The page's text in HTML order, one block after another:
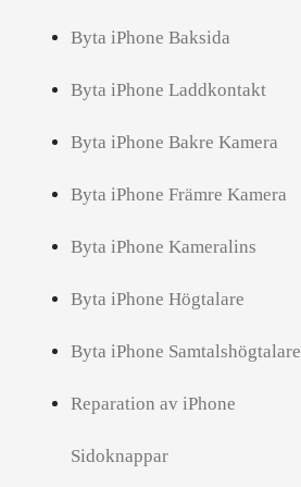
Byta iPhone Baksida
Byta iPhone Laddkontakt
Byta iPhone Bakre Kamera
Byta iPhone Främre Kamera
Byta iPhone Kameralins
Byta iPhone Högtalare
Byta iPhone Samtalshögtalare
Reparation av iPhone
Sidoknappar